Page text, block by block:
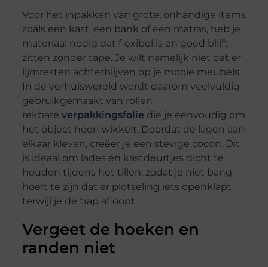
Voor het inpakken van grote, onhandige items
zoals een kast, een bank of een matras, heb je
materiaal nodig dat flexibel is en goed blijft
zitten zonder tape. Je wilt namelijk niet dat er
lijmresten achterblijven op je mooie meubels.
In de verhuiswereld wordt daarom veelvuldig
gebruikgemaakt van rollen
rekbare verpakkingsfolie die je eenvoudig om
het object heen wikkelt. Doordat de lagen aan
elkaar kleven, creëer je een stevige cocon. Dit
is ideaal om lades en kastdeurtjes dicht te
houden tijdens het tillen, zodat je niet bang
hoeft te zijn dat er plotseling iets openklapt
terwijl je de trap afloopt.
Vergeet de hoeken en
randen niet